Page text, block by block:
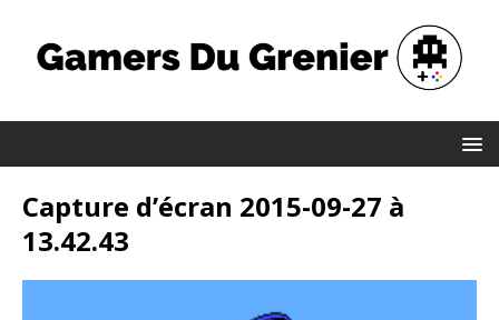
Capture d’écran 2015-09-27 à
13.42.43